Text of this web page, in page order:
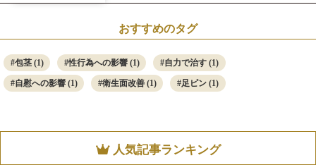
おすすめのタグ
包茎(1) 性行為への影響(1) 自力で治す(1)
自慰への影響(1) 衛生面改善(1) 足ピン(1)
人気記事ランキング